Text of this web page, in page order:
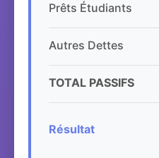
Prêts Étudiants
Autres Dettes
TOTAL PASSIFS
Résultat